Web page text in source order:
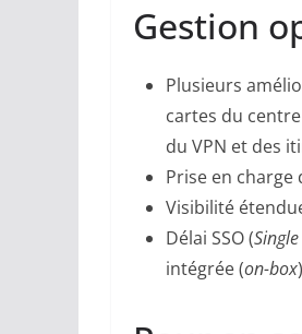
Gestion
Plusieurs
cartes du
du VPN et des
Prise en charge
Visibilité
Délai SSO (
intégrée (on-box